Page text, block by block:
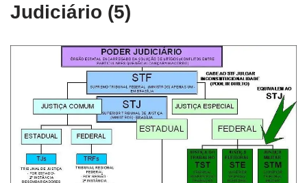
Judiciário (5)